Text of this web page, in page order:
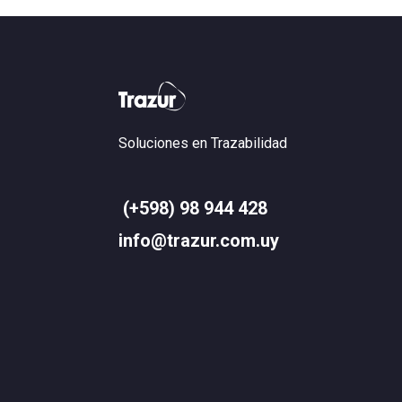
Soluciones en Trazabilidad
(+598) 98 944 428
info@trazur.com.uy